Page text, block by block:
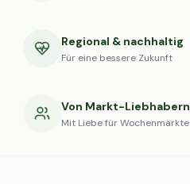
Regional & nachhaltig
Für eine bessere Zukunft
Von Markt-Liebhabern
Mit Liebe für Wochenmärkte